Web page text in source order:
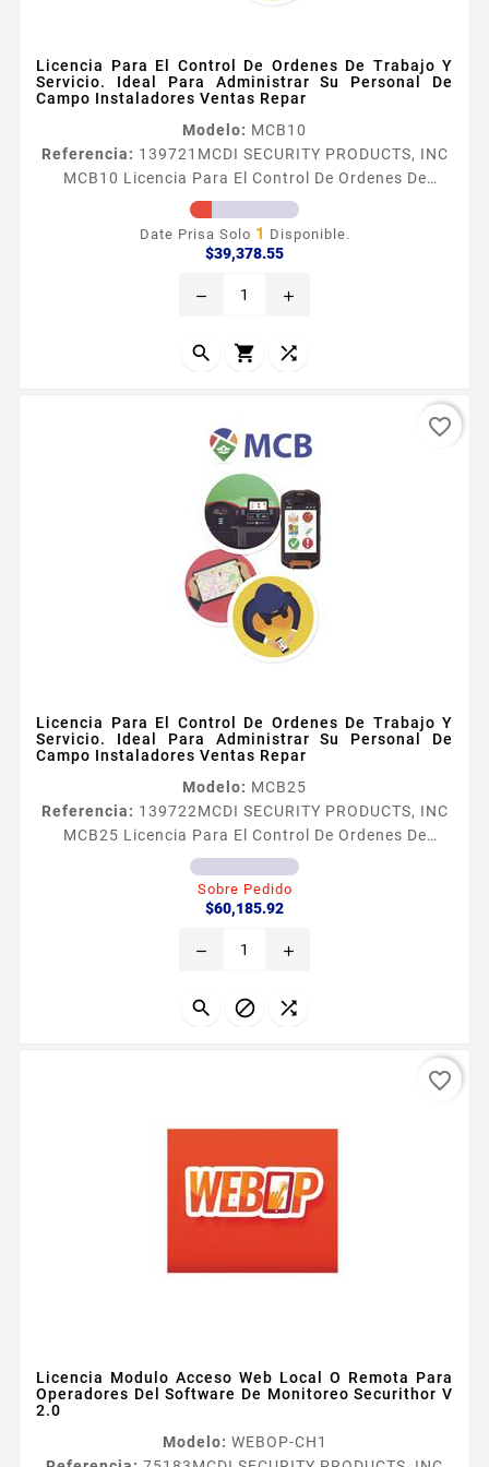
Licencia Para El Control De Ordenes De Trabajo Y
Servicio. Ideal Para Administrar Su Personal De
Campo Instaladores Ventas Repar
Modelo: MCB10
Referencia: 139721 MCDI SECURITY PRODUCTS, INC
MCB10 Licencia Para El Control De Ordenes De
Trabajo Y Servicio. Ideal Para Administrar Su
Personal De Campo Instaladores Ventas Repar
Compatible con las tres versiones de Securithor v2
trabaja fuera de oficina Administre tiempos de
rondines etc Para 10 usuarios Mission...
Date Prisa Solo 1 Disponible.
$39,378.55Precio
remove add
  
Licencia Para El Control De Ordenes De Trabajo Y
Servicio. Ideal Para Administrar Su Personal De
Campo Instaladores Ventas Repar
Modelo: MCB25
Referencia: 139722MCDI SECURITY PRODUCTS, INC
MCB25 Licencia Para El Control De Ordenes De
Trabajo Y Servicio. Ideal Para Administrar Su
Personal De Campo Instaladores Ventas Repar
Compatible con las tres versiones de Securithor v2
trabaja fuera de oficina Administre tiempos de
rondines etc Para 25 usuarios Mission...
Sobre Pedido
$60,185.92Precio
remove add
  
favorite_border
Licencia Modulo Acceso Web Local O Remota Para
Operadores Del Software De Monitoreo Securithor V
2.0
Modelo: WEBOP-CH1
favorite_border